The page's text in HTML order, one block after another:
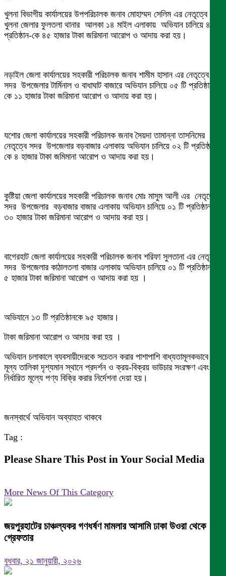
খুলনা বিভাগীয় কার্যালয়ের উপপরিচালক জনাব মোহাম্মদ সেলিম এর নেতৃত্বে
খুলনা জেলার ফুলতলা থানার আলকা ১৪ মাইল এলাকায় অভিযান চালিয়ে ৪টি
প্রতিষ্ঠান-কে ৪৫ হাজার টাকা জরিমানা আরোপ ও আদায় করা হয়।
নড়াইল জেলা কার্যালয়ের সহকারী পরিচালক জনাব শামীম হাসান এর নেতৃত্বে
সদর উপজেলার টার্মিনাল ও বাধাঘাট বাজারে অভিযান চালিয়ে ০৫ টি প্রতিষ্ঠান-
কে ১১ হাজার টাকা জরিমানা আরোপ ও আদায় করা হয়।
যশোর জেলা কার্যালয়ের সহকারী পরিচালক জনাব সৈয়দা তামান্না তাসনিমের
নেতৃত্বে সদর উপজেলার বড়বাজার এলাকায় অভিযান চালিয়ে ০২ টি প্রতিষ্ঠান-
কে ৪ হাজার টাকা জমিমানা আরোপ ও আদায় করা হয়।
কুষ্টিয়া জেলা কার্যালয়ের সহকারী পরিচালক জনাব মোঃ মাসুম আলী এর নেতৃত্বে
সদর উপজেলার বড়বাজার বাজার এলাকায় অভিযান চালিয়ে ০১ টি প্রতিষ্ঠান-কে
৩০ হাজার টাকা জরিমানা আরোপ ও আদায় করা হয়।
বাগেরহাট জেলা কার্যালয়ের সহকারী পরিচালক জনাব শরিফা সুলতানা এর নেতৃত্বে
সদর উপজেলার কাঠালতলা বাজার এলাকায় অভিযান চালিয়ে ০১ টি প্রতিষ্ঠান-কে
৫ হাজার টাকা জরিমানা আরোপ ও আদায় করা হয় ।
অভিযানে ১৩ টি প্রতিষ্ঠানকে ৯৫ হাজার।
টাকা জরিমানা আরোপ ও আদায় করা হয় ।
অভিযান চলাকালে ব্যবসায়ীদেরকে সচেতন করার পাশাপাশি বাধ্যতামূলকভাবে
মূল্য তালিকা দৃশ্যমান স্থানে প্রদর্শন ও ক্রয়-বিক্রয় ভাউচার সংরক্ষণ এবং
নির্ধারিত মূল্যে পণ্য বিক্রি করার নির্দেশনা দেয়া হয়।
জনস্বার্থে অভিযান অব্যাহত থাকবে
Tag :
Please Share This Post in Your Social Media
More News Of This Category
জয়পুরহাটের চাঞ্চল্যকর গণধর্ষণ মামলার আসামি ঢাকা উওরা থেকে
গ্রেফতার
বুধবার, ২১ জানুয়ারী, ২০২৬